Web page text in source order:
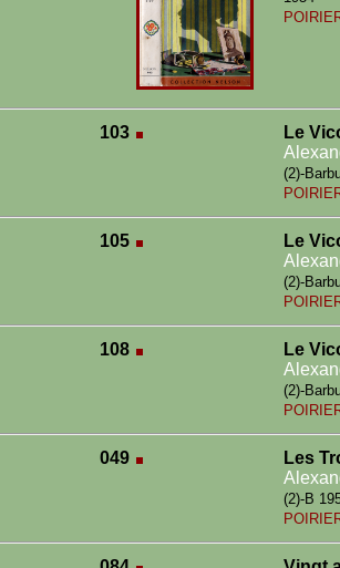
103
Le
(2)-
105
Le
(2)-
108
Le
(2)-
049
Les
(2)-B